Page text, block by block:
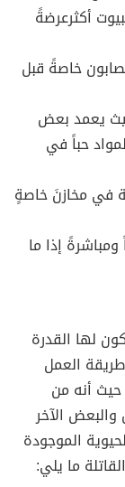
أكثرعرضةً
خاصةً قبل
يعمد بعض
حباً في
في مخازنَ خاصةٍ
إذا ما
لها القدرة
العمل
حيث أنه من
الآخر
الموجودة
ما يلي: